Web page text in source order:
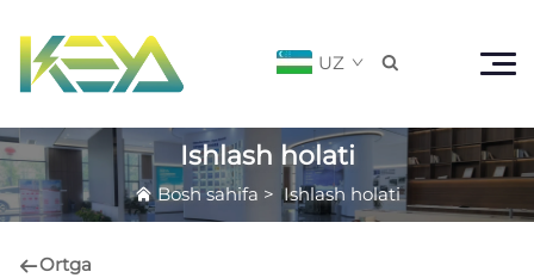
UZ 
Ishlash holati
Bosh sahifa >Ishlash holati
Ortga